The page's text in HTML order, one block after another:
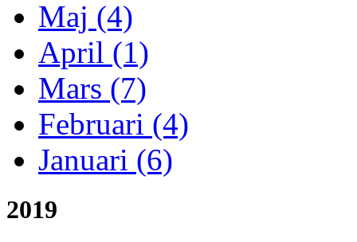
Maj (4)
April (1)
Mars (7)
Februari (4)
Januari (6)
2019